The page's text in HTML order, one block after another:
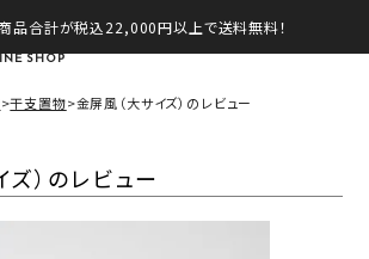
品合計が税込22,000円以上で送料無料！
SHOP
干支置物 金屏風（大サイズ）のレビュー
）のレビュー